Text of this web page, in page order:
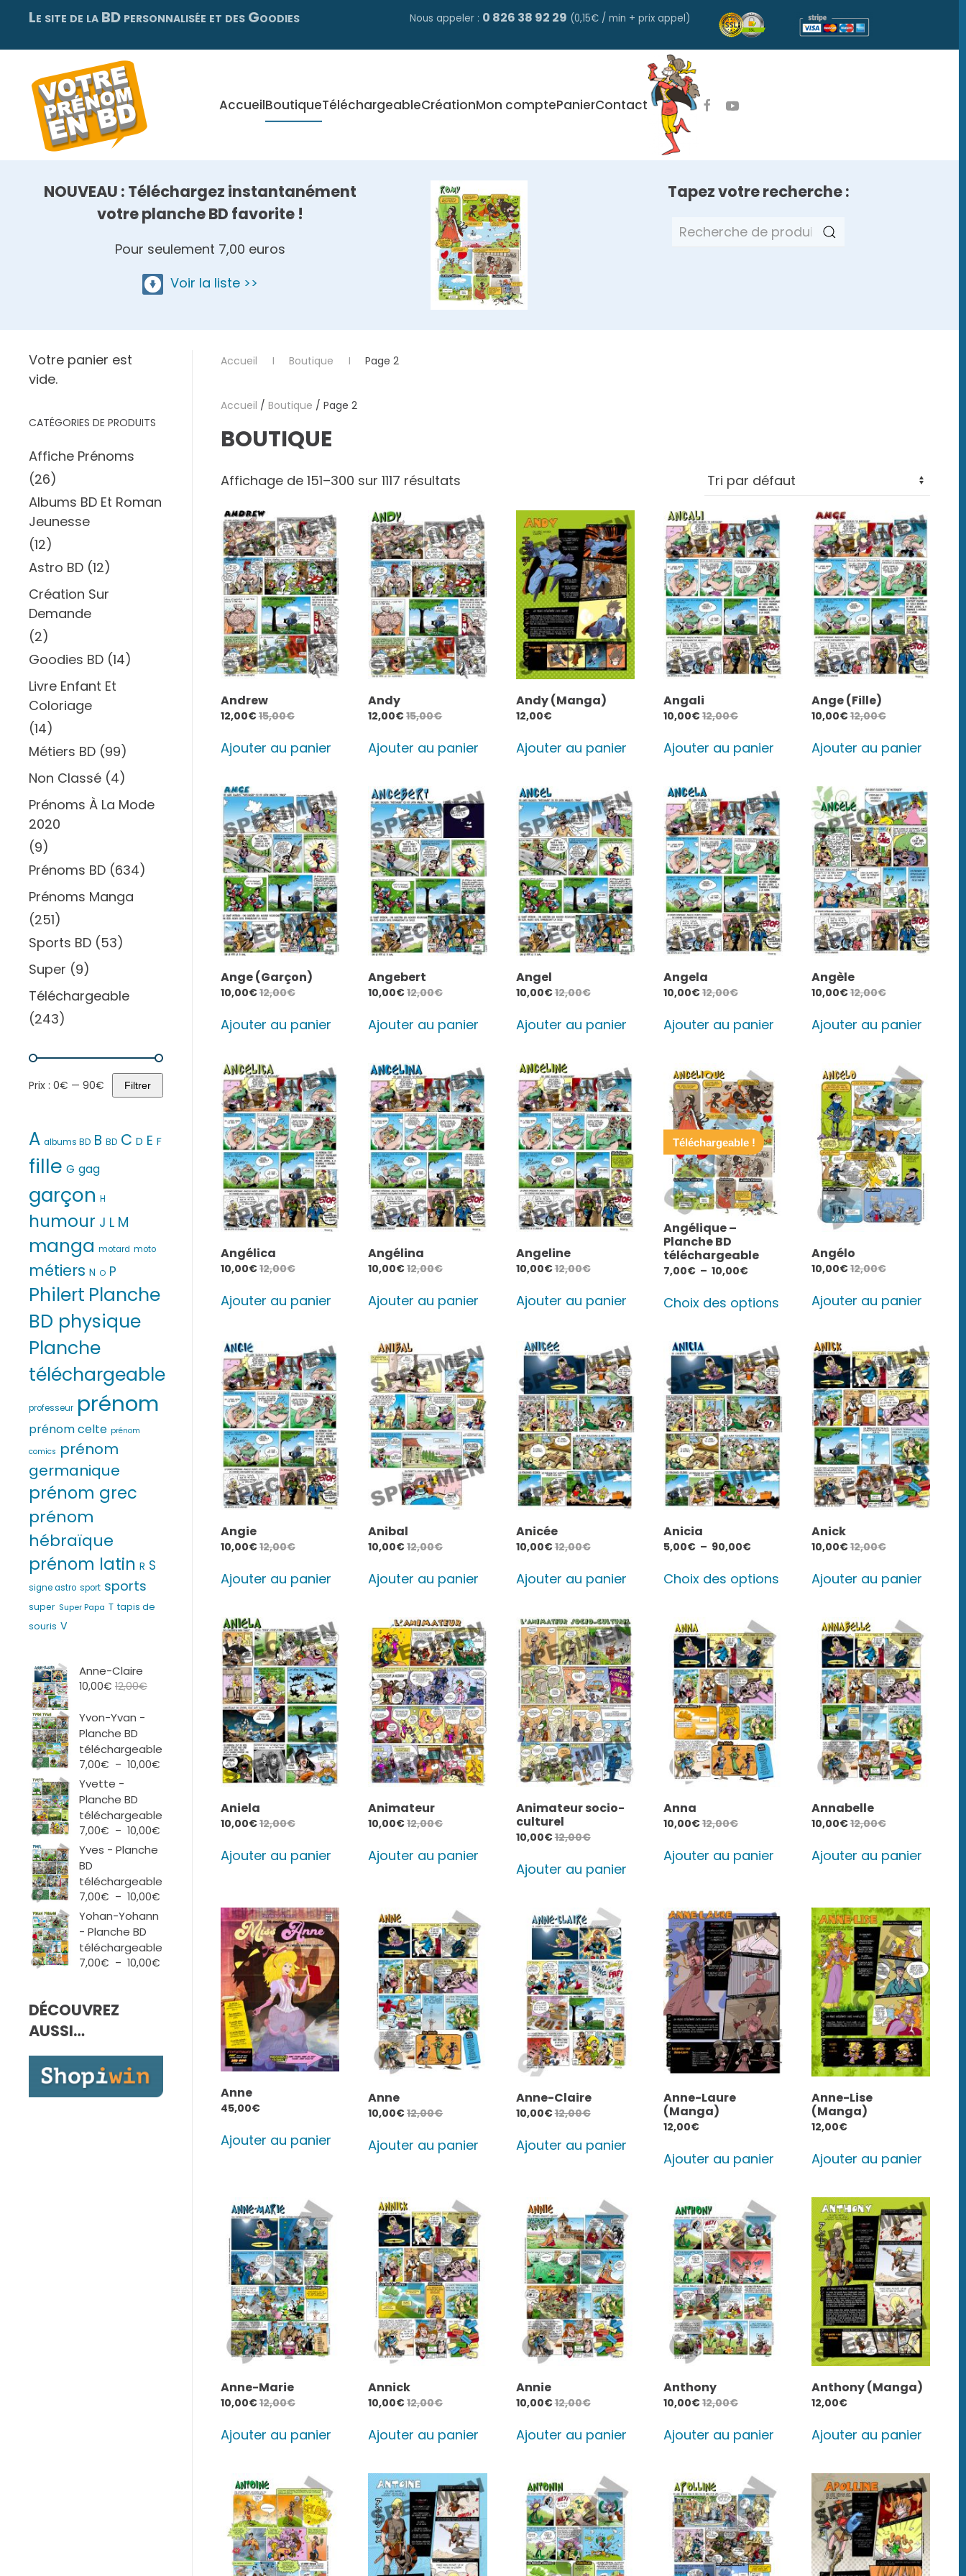
Skip
main
content
Le site de la BD personnalisée et des Goodies Nous appeler : 0 826 38 92 29 (0,15€ / min + prix appel)
AccueilBoutiqueTéléchargeableCréationMon comptePanierContact
NOUVEAU : Téléchargez instantanément
votre planche BD favorite !
Pour seulement 7,00 euros
Voir la liste >>
Tapez votre recherche :
Recherche
Accueil Boutique Page 2
Accueil / Boutique / Page 2
BOUTIQUE
Affichage de 151–300 sur 1117 résultats
Andrew
12,00€15,00€
Ajouter au panier
Andy
12,00€15,00€
Ajouter au panier
Andy (Manga)
12,00€
Ajouter au panier
Angali
10,00€12,00€
Ajouter au panier
Ange (Fille)
10,00€12,00€
Ajouter au panier
Ange (Garçon)
10,00€12,00€
Ajouter au panier
Angebert
10,00€12,00€
Ajouter au panier
Angel
10,00€12,00€
Ajouter au panier
Angela
10,00€12,00€
Ajouter au panier
Angèle
10,00€12,00€
Ajouter au panier
Angélica
10,00€12,00€
Ajouter au panier
Angélina
10,00€12,00€
Ajouter au panier
Angeline
10,00€12,00€
Ajouter au panier
Téléchargeable !
Angélique –
Planche BD
téléchargeable
7,00€ – 10,00€Plage
prix :
10,00€
Choix des options produit
plusieurs
variations.
options
peuvent
être
choisies
sur
la
Angélo
10,00€12,00€
Ajouter au panier
Angie
10,00€12,00€
Ajouter au panier
Anibal
10,00€12,00€
Ajouter au panier
Anicée
10,00€12,00€
Ajouter au panier
Anicia
5,00€ – 90,00€Plage
prix :
90,00€
Choix des options produit
plusieurs
variations.
options
peuvent
choisies
Anick
10,00€12,00€
Ajouter au panier
Aniela
10,00€12,00€
Ajouter au panier
Animateur
10,00€12,00€
Ajouter au panier
Animateur socio-
culturel
10,00€12,00€
Ajouter au panier
Anna
10,00€12,00€
Ajouter au panier
Annabelle
10,00€12,00€
Ajouter au panier
Anne
45,00€
Ajouter au panier
Anne
10,00€12,00€
Ajouter au panier
Anne-Claire
10,00€12,00€
Ajouter au panier
Anne-Laure
(Manga)
12,00€
Ajouter au panier
Anne-Lise
(Manga)
12,00€
Ajouter au panier
Anne-Marie
10,00€12,00€
Ajouter au panier
Annick
10,00€12,00€
Ajouter au panier
Annie
10,00€12,00€
Ajouter au panier
Anthony
10,00€12,00€
Ajouter au panier
Anthony (Manga)
12,00€
Ajouter au panier
Votre panier est
vide.
CATÉGORIES DE PRODUITS
Affiche Prénoms
(26)
Albums BD Et Roman
Jeunesse
(12)
Astro BD (12)
Création Sur
Demande
(2)
Goodies BD (14)
Livre Enfant Et
Coloriage
(14)
Métiers BD (99)
Non Classé (4)
Prénoms À La Mode
2020
(9)
Prénoms BD (634)
Prénoms Manga
(251)
Sports BD (53)
Super (9)
Téléchargeable
(243)
Prix
Prix
Filtrer
Prix : 0€ — 90€
A albums BD B BD C D E F
fille G gag
garçon H
humour J L M
manga motard moto
métiers N O P
Philert Planche
BD physique
Planche
téléchargeable
professeur prénom
prénom celte prénom
comics prénom
germanique
prénom grec
prénom
hébraïque
prénom latin R S
signe astro sport sports
super Super Papa T tapis de
souris V
Anne-Claire
10,00€ 12,00€
Yvon-Yvan -
Planche BD
téléchargeable
7,00€ – 10,00€
Yvette -
Planche BD
téléchargeable
7,00€ – 10,00€
Yves - Planche
BD
téléchargeable
7,00€ – 10,00€
Yohan-Yohann
- Planche BD
téléchargeable
7,00€ – 10,00€
DÉCOUVREZ
AUSSI…